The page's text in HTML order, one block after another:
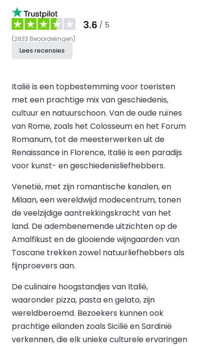
3.6 / 5
(2833 Beoordelingen)
Lees recensies
Italië is een topbestemming voor toeristen
met een prachtige mix van geschiedenis,
cultuur en natuurschoon. Van de oude ruïnes
van Rome, zoals het Colosseum en het Forum
Romanum, tot de meesterwerken uit de
Renaissance in Florence, Italië is een paradijs
voor kunst- en geschiedenisliefhebbers.
Venetië, met zijn romantische kanalen, en
Milaan, een wereldwijd modecentrum, tonen
de veelzijdige aantrekkingskracht van het
land. De adembenemende uitzichten op de
Amalfikust en de glooiende wijngaarden van
Toscane trekken zowel natuurliefhebbers als
fijnproevers aan.
De culinaire hoogstandjes van Italië,
waaronder pizza, pasta en gelato, zijn
wereldberoemd. Bezoekers kunnen ook
prachtige eilanden zoals Sicilië en Sardinië
verkennen, die elk unieke culturele ervaringen